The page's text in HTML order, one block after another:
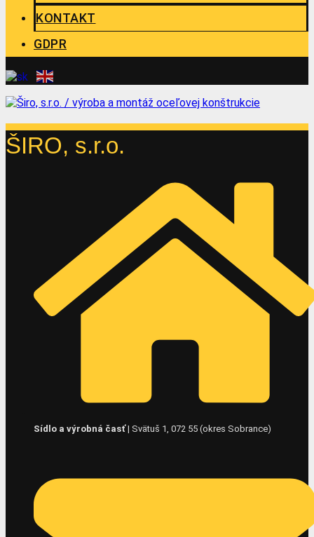
KONTAKT
GDPR
ŠIRO, s.r.o.
Sídlo a výrobná časť| Svätuš 1, 072 55 (okres Sobrance)